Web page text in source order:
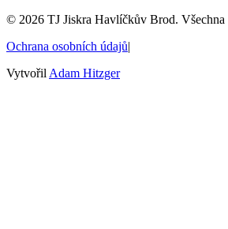
© 2026 TJ Jiskra Havlíčkův Brod. Všechna
Ochrana osobních údajů|
Vytvořil Adam Hitzger